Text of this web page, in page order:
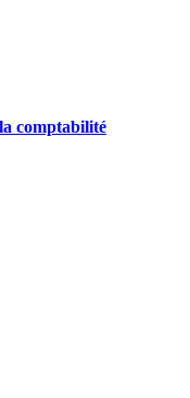
comptabilité